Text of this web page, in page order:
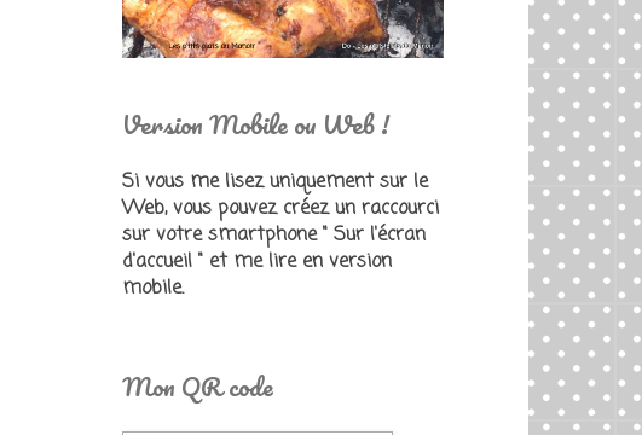
Version Mobile ou Web !
Si vous me lisez uniquement sur le
Web, vous pouvez créez un raccourci
sur votre smartphone " Sur l'écran
d'accueil " et me lire en version
mobile.
Mon QR code